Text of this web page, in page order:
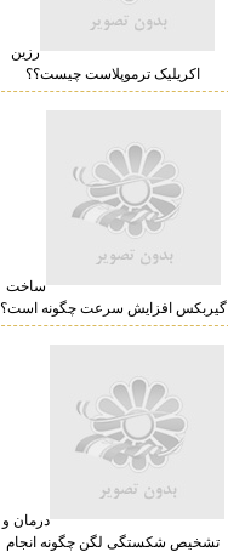
رزین
اکریلیک ترموپلاست چیست؟؟
ساخت
گیربکس افزایش سرعت چگونه است؟
درمان و
تشخیص شکستگی لگن چگونه انجام